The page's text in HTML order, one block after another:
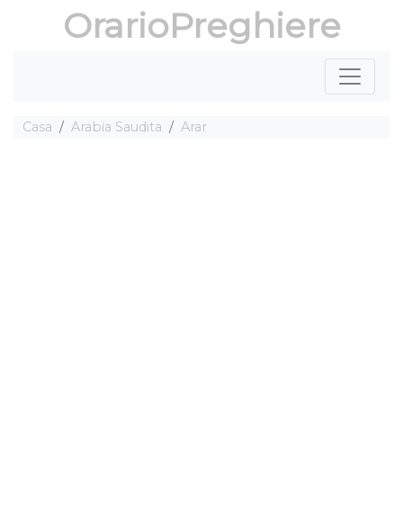
OrarioPreghiere
Casa Arabia Saudita Arar